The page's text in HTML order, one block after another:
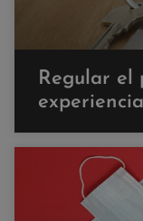
Regular el